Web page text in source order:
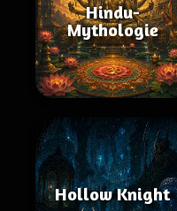
Hindu-
Mythologie
Hollow Knight